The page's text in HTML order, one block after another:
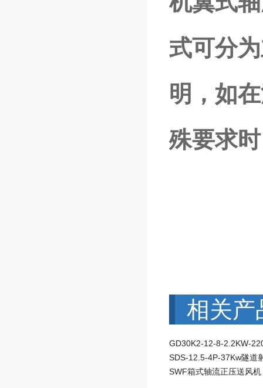
式可分
明，如
殊要求
相关产
SDS-12.5-4P-37Kw隧道
SWF箱式轴流正压送风机